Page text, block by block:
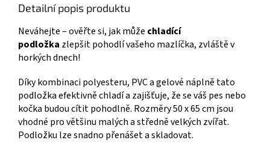
Detailní popis produktu
Neváhejte – ověřte si, jak může chladící
podložka zlepšit pohodlí vašeho mazlíčka, zvláště v
horkých dnech!
Díky kombinaci polyesteru, PVC a gelové náplně tato
podložka efektivně chladí a zajišťuje, že se váš pes nebo
kočka budou cítit pohodlně. Rozměry 50 x 65 cm jsou
vhodné pro většinu malých a středně velkých zvířat.
Podložku lze snadno přenášet a skladovat.